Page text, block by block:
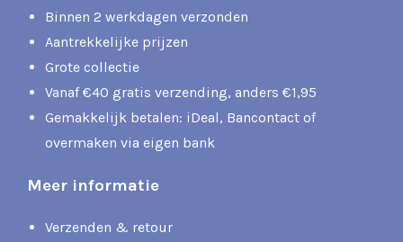
Binnen 2 werkdagen verzonden
Aantrekkelijke prijzen
Grote collectie
Vanaf €40 gratis verzending, anders €1,95
Gemakkelijk betalen: iDeal, Bancontact of
overmaken via eigen bank
Meer informatie
Verzenden & retour